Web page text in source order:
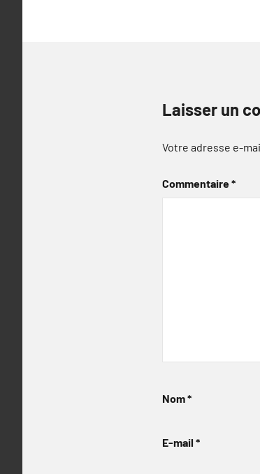
Laisser un
Votre adresse e-
Commentaire*
Nom*
E-mail *